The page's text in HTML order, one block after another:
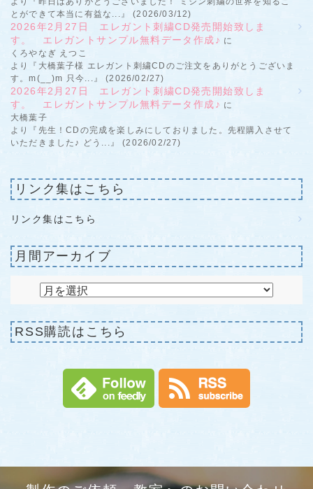
とができて本当に有益な...』 (2026/03/12)
2026年2月27日 エレガント刺繍CD発売開始致しま
す。 エレガントサンプル無料データ作成♪ に
くろやなぎ えつこ
より『大橋葉子様 エレガント刺繍CDのご注文をありがとうございま
す。m(__)m 只今...』 (2026/02/27)
2026年2月27日 エレガント刺繍CD発売開始致しま
す。 エレガントサンプル無料データ作成♪ に
大橋葉子
より『先生！CDの完成を楽しみにしておりました。先程購入させて
いただきました♪ どう...』 (2026/02/27)
リンク集はこちら
リンク集はこちら
月間アーカイブ
RSS購読はこちら